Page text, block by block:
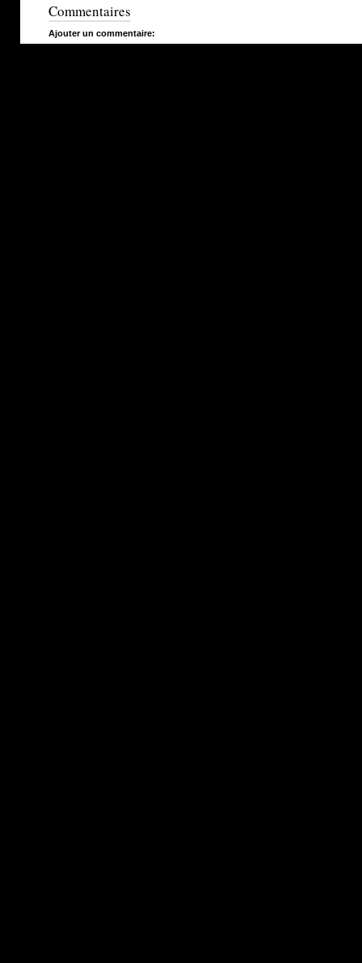
Commentaires
Ajouter un commentaire: